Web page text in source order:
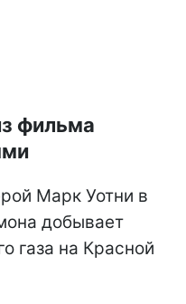
фильма
Марк Уотни в
добывает
газа на Красной